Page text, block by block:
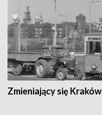
Zmieniający się Kraków